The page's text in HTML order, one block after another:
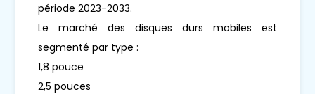
période 2023-2033.
Le marché des disques durs mobiles est
segmenté par type :
1,8 pouce
2,5 pouces